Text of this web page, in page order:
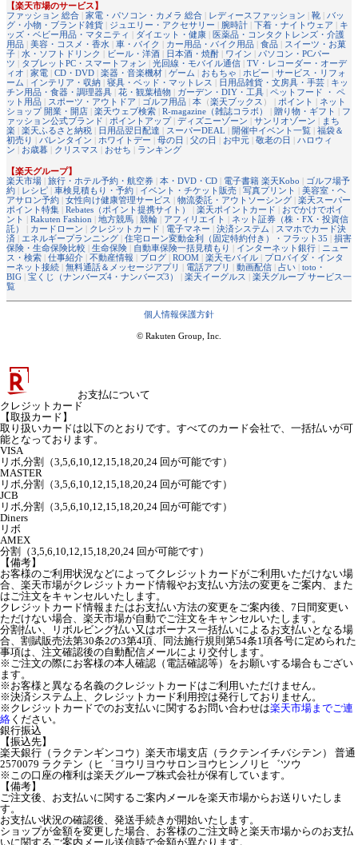
【楽天市場のサービス】
ファッション 総合 | 家電・パソコン・カメラ 総合 | レディースファッション | 靴 | バッ
グ・小物・ブランド雑貨 | ジュエリー・アクセサリー | 腕時計 | 下着・ナイトウェア | キ
ッズ・ベビー用品・マタニティ | ダイエット・健康 | 医薬品・コンタクトレンズ・介護
用品 | 美容・コスメ・香水 | 車・バイク | カー用品・バイク用品 | 食品 | スイーツ・お菓
子 | 水・ソフトドリンク | ビール・洋酒 | 日本酒・焼酎 | ワイン | パソコン・PCパー
ツ | タブレットPC・スマートフォン | 光回線・モバイル通信 | TV・レコーダー・オーデ
ィオ | 家電 | CD・DVD | 楽器・音楽機材 | ゲーム | おもちゃ | ホビー | サービス・リフォ
ーム | インテリア・収納 | 寝具・ベッド・マットレス | 日用品雑貨・文房具・手芸 | キッ
チン用品・食器・調理器具 | 花・観葉植物 | ガーデン・DIY・工具 | ペットフード ・ ペ
ット用品 | スポーツ・アウトドア | ゴルフ用品 | 本 （楽天ブックス ） | ポイント | ネット
ショップ 開業・開店 | 楽天ウェブ検索 | R-magazine（雑誌コラボ） | 贈り物・ギフト | フ
ァッション公式ブランド | ポイントアップ| ディズニーゾーン | サンリオゾーン | まち
楽 | 楽天ふるさと納税 | 日用品翌日配達 | スーパーDEAL | 開催中イベント一覧 | 福袋＆
初売り | バレンタイン | ホワイトデー | 母の日 | 父の日 | お中元 | 敬老の日 | ハロウィ
ン | お歳暮 | クリスマス | おせち | ランキング
【楽天グループ】
楽天市場 | 旅行・ホテル予約・航空券 | 本・DVD・CD | 電子書籍 楽天Kobo | ゴルフ場予
約 | レシピ | 車検見積もり・予約 | イベント・チケット販売 | 写真プリント | 美容室・ヘ
アサロン予約 | 女性向け健康管理サービス | 物流委託・アウトソーシング | 楽天スーパー
ポイント特集 | Rebates（ポイント提携サイト） | 楽天ポイントカード | おでかけでポイ
ント | Rakuten Fashion | 地方競馬 | 競輪 | アフィリエイト | ネット証券（株・FX・投資信
託）
| カードローン | クレジットカード | 電子マネー | 決済システム | スマホでカード決
済 | エネルギープランニング | 住宅ローン変動金利（固定特約付き）・フラット35 | 損害
保険・生命保険比較 | 生命保険 | 自動車保険一括見積もり | インターネット銀行 | ニュー
ス・検索 | 仕事紹介 | 不動産情報 | ブログ | ROOM | 楽天モバイル | プロバイダ・インタ
ーネット接続 | 無料通話＆メッセージアプリ | 電話アプリ | 動画配信 | 占い | toto・
BIG | 宝くじ（ナンバーズ4・ナンバーズ3） | 楽天イーグルス | 楽天グループ サービス一
覧
個人情報保護方針
© Rakuten Group, Inc.
お支払について
クレジットカード
【取扱カード】
取り扱いカードは以下のとおりです。すべてのカード会社で、一括払いが可
能となっております。
VISA
リボ,分割（3,5,6,10,12,15,18,20,24 回が可能です）
MASTER
リボ,分割（3,5,6,10,12,15,18,20,24 回が可能です）
JCB
リボ,分割（3,5,6,10,12,15,18,20,24 回が可能です）
Diners
リボ
AMEX
分割（3,5,6,10,12,15,18,20,24 回が可能です）
【備考】
お客様のご利用状況などによってクレジットカードがご利用いただけない場
合、楽天市場がクレジットカード情報やお支払い方法の変更をご案内、また
はご注文をキャンセルいたします。
クレジットカード情報またはお支払い方法の変更をご案内後、7日間変更い
ただけない場合、楽天市場が自動でご注文をキャンセルいたします。
分割払い、リボルビング払い又はボーナス一括払いによるお支払いとなる場
合、割賦販売法第30条2の3第4項、同法施行規則第54条1項各号に定められた
事項は、注文確認後の自動配信メールにより交付します。
※ご注文の際にお客様の本人確認（電話確認等）をお願いする場合もござい
ます。
※お客様と異なる名義のクレジットカードはご利用いただけません。
※決済システム上、クレジットカード利用控は発行しておりません。
※クレジットカードでのお支払いに関するお問い合わせは楽天市場までご連
絡 ください。
銀行振込
【振込先】
楽天銀行（ラクテンギンコウ）楽天市場支店（ラクテンイチバシテン） 普通
2570079 ラクテン（ヒ゛ヨウリヨウサロンヨウヒンノリヒ゛ツウ
※この口座の権利は楽天グループ株式会社が保有しています。
【備考】
ご注文後、お支払いに関するご案内メールを楽天市場からお送りいたしま
す。
お支払い状況の確認後、発送手続きが開始いたします。
ショップが金額を変更した場合、お客様のご注文時と楽天市場からのお支払
いに関するご案内メール送信時で金額が異なります。